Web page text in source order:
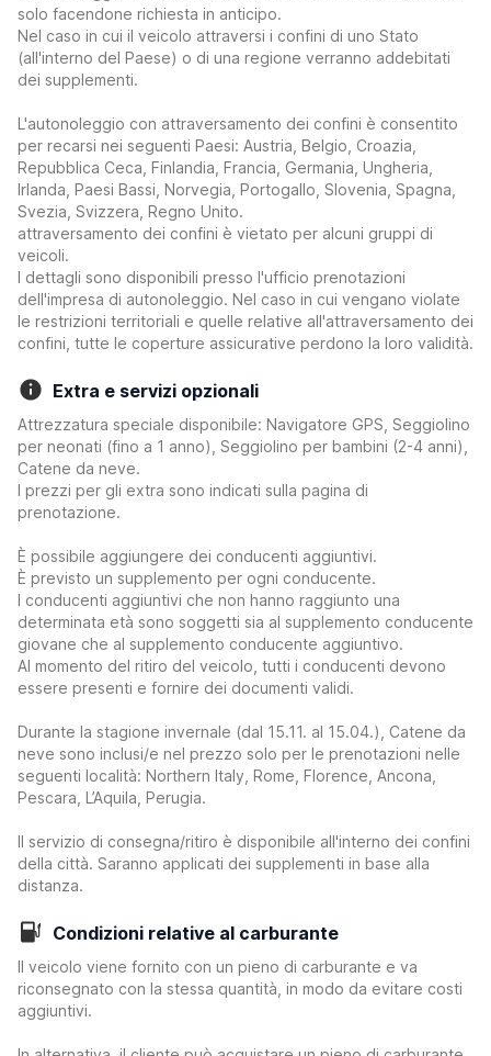
solo facendone richiesta in anticipo.
Nel caso in cui il veicolo attraversi i confini di uno Stato
(all'interno del Paese) o di una regione verranno addebitati
dei supplementi.
L'autonoleggio con attraversamento dei confini è consentito
per recarsi nei seguenti Paesi: Austria, Belgio, Croazia,
Repubblica Ceca, Finlandia, Francia, Germania, Ungheria,
Irlanda, Paesi Bassi, Norvegia, Portogallo, Slovenia, Spagna,
Svezia, Svizzera, Regno Unito.
attraversamento dei confini è vietato per alcuni gruppi di
veicoli.
I dettagli sono disponibili presso l'ufficio prenotazioni
dell'impresa di autonoleggio. Nel caso in cui vengano violate
le restrizioni territoriali e quelle relative all'attraversamento dei
confini, tutte le coperture assicurative perdono la loro validità.
Extra e servizi opzionali
Attrezzatura speciale disponibile: Navigatore GPS, Seggiolino
per neonati (fino a 1 anno), Seggiolino per bambini (2-4 anni),
Catene da neve.
I prezzi per gli extra sono indicati sulla pagina di
prenotazione.
È possibile aggiungere dei conducenti aggiuntivi.
È previsto un supplemento per ogni conducente.
I conducenti aggiuntivi che non hanno raggiunto una
determinata età sono soggetti sia al supplemento conducente
giovane che al supplemento conducente aggiuntivo.
Al momento del ritiro del veicolo, tutti i conducenti devono
essere presenti e fornire dei documenti validi.
Durante la stagione invernale (dal 15.11. al 15.04.), Catene da
neve sono inclusi/e nel prezzo solo per le prenotazioni nelle
seguenti località: Northern Italy, Rome, Florence, Ancona,
Pescara, L’Aquila, Perugia.
Il servizio di consegna/ritiro è disponibile all'interno dei confini
della città. Saranno applicati dei supplementi in base alla
distanza.
Condizioni relative al carburante
Il veicolo viene fornito con un pieno di carburante e va
riconsegnato con la stessa quantità, in modo da evitare costi
aggiuntivi.